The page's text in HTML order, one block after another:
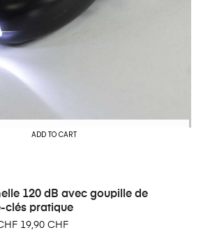
ADD TO CART
120 dB avec goupille de
clés pratique
19,90 CHF